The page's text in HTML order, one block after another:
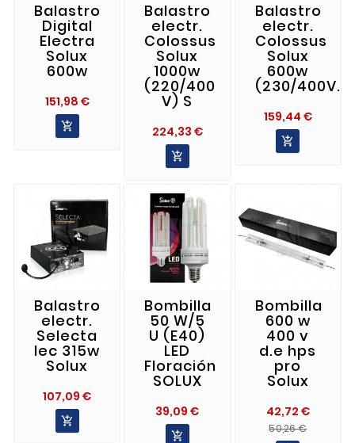
Balastro
Digital
Electra
Solux
600w
151,98 €Precio

Balastro
electr.
Colossus
Solux
1000w
(220/400
V) S
224,33 €Precio

Balastro
electr.
Colossus
Solux
600w
(230/400V.)
159,44 €Precio

Balastro
electr.
Selecta
lec 315w
Solux
107,09 €Precio

Bombilla
50 W/5
U (E40)
LED
Floración
SOLUX
39,09 €Precio

Bombilla
600 w
400 v
d.e hps
pro
Solux
42,72 €
50,26 €